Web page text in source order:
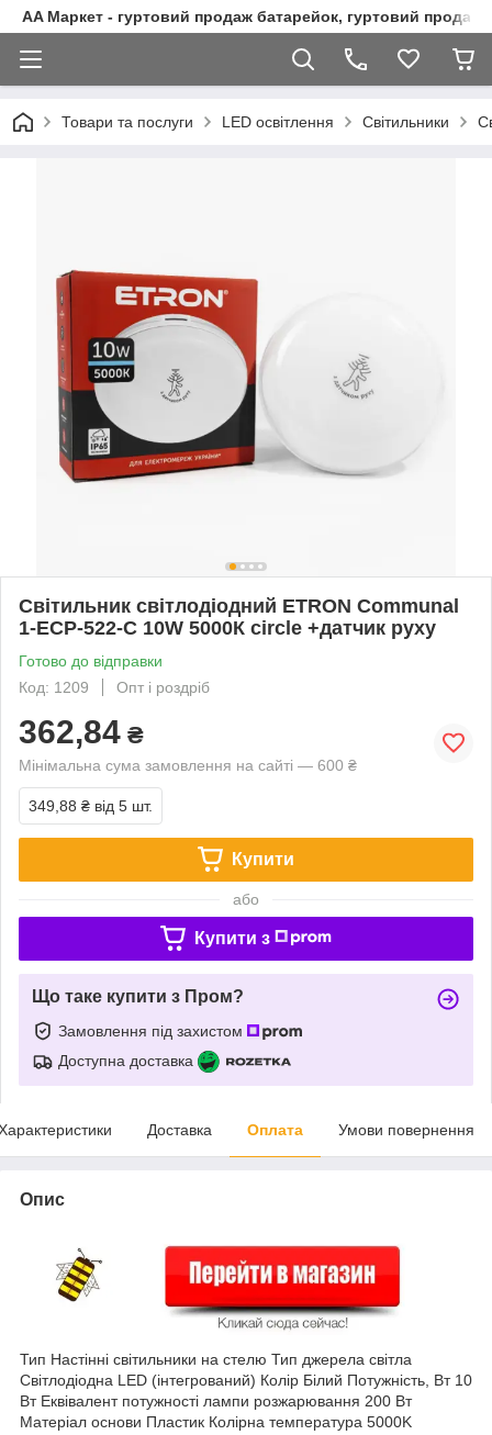
AA Маркет - гуртовий продаж батарейок, гуртовий продаж
Товари та послуги LED освітлення Світильники
Світильник світлодіодний ETRON Communal
1-ЕСР-522-C 10W 5000К circle +датчик руху
Готово до відправки
Код: 1209
Опт і роздріб
362,84 ₴
Мінімальна сума замовлення на сайті — 600 ₴
349,88 ₴ від 5 шт.
Купити
або
Купити з
Що таке купити з Пром?
Замовлення під захистом
Доступна доставка
Доставка Оплата Умови повернення
Опис
Тип Настінні світильники на стелю Тип джерела світла
Світлодіодна LED (інтегрований) Колір Білий Потужність, Вт 10
Вт Еквівалент потужності лампи розжарювання 200 Вт
Матеріал основи Пластик Колірна температура 5000K